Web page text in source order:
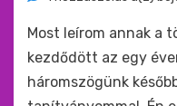
Most leírom annak a
kezdődött az egy
háromszögünk